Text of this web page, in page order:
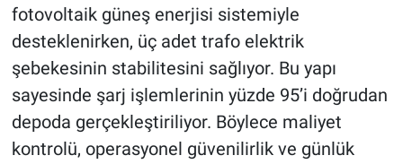
fotovoltaik güneş enerjisi sistemiyle
desteklenirken, üç adet trafo elektrik
şebekesinin stabilitesini sağlıyor. Bu yapı
sayesinde şarj işlemlerinin yüzde 95’i doğrudan
depoda gerçekleştiriliyor. Böylece maliyet
kontrolü, operasyonel güvenilirlik ve günlük